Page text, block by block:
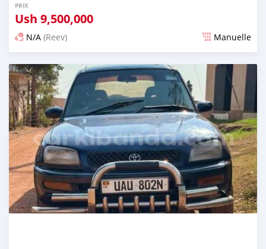
PRIX
Ush 9,500,000
N/A (Reev) Manuelle
Publié il y a 2 jours